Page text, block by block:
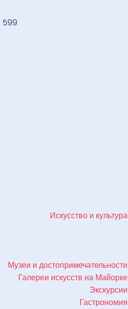
599
Искусство и культура
Музеи и достопримечательности
Галереи искусств на Майорке
Экскурсии
Гастрономия